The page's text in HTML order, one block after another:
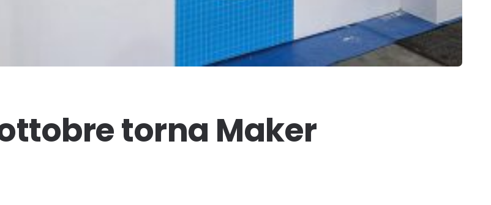
ottobre torna Maker